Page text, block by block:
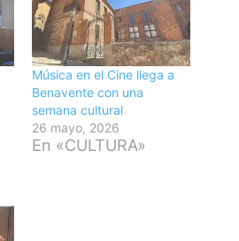
Música en el Cine llega a
Benavente con una
semana cultural
26 mayo, 2026
En «CULTURA»